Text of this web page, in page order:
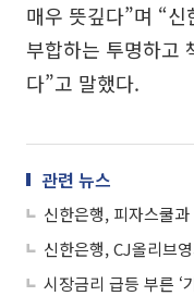
매우 뜻깊다”며 “
부합하는 투명하고
다”고 말했다.
관련 뉴스
신한은행, 피자스쿨
신한은행, CJ올리브
시장금리 급등 부른 ‘